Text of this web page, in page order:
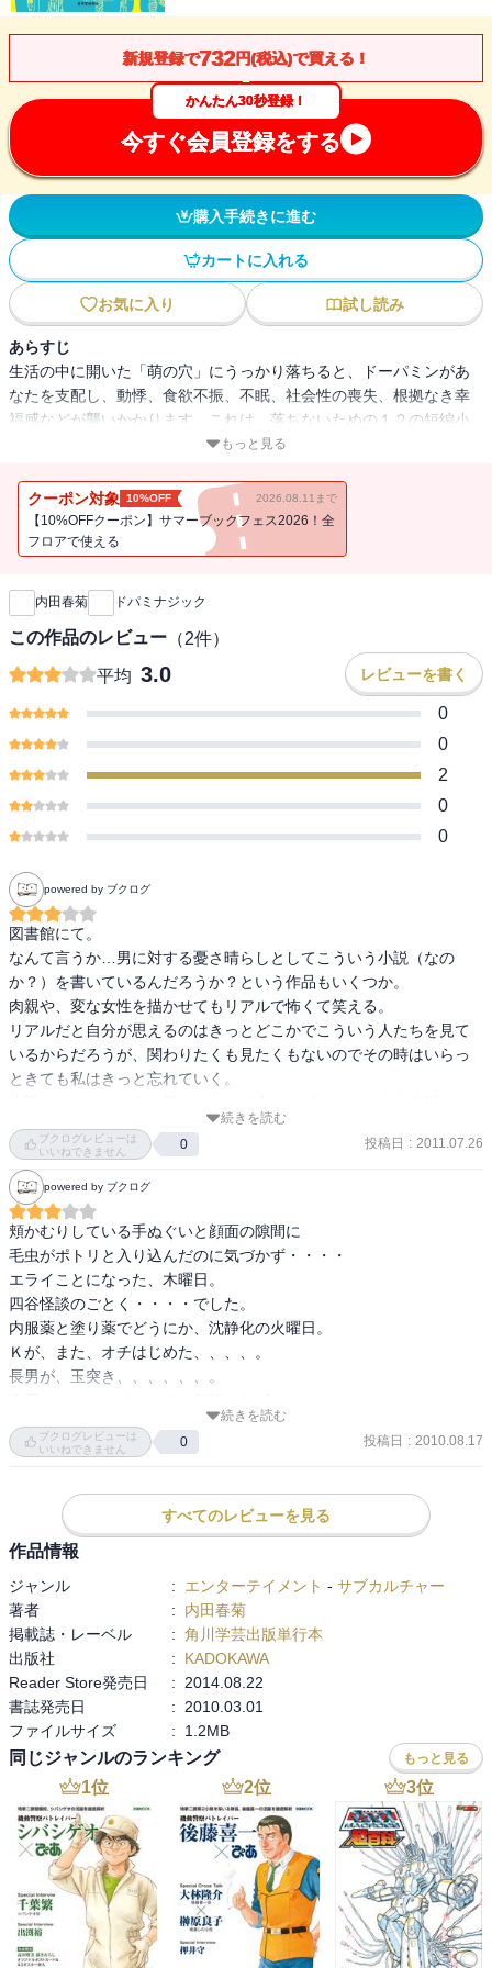
新規登録で732円(税込)で買える！
かんたん30秒登録！
今すぐ会員登録をする
購入手続きに進む
カートに入れる
お気に入り 試し読み
あらすじ
生活の中に開いた「萌の穴」にうっかり落ちると、ドーパミンがあ
なたを支配し、動悸、食欲不振、不眠、社会性の喪失、根拠なき幸
福感などが襲いかかります。これは、落ちないための１２の短編小
説です。――内田春菊※本作品は紙版の書籍から口絵または挿絵の
もっと見る
クーポン対象 10%OFF 2026.08.11まで
【10%OFFクーポン】サマーブックフェス2026！全
フロアで使える
新刊通知
内田春菊 ドパミナジック
この作品のレビュー （2件）
平均 3.0 レビューを書く
0
0
2
0
0
powered by ブクログ
図書館にて。
なんて言うか…男に対する憂さ晴らしとしてこういう小説（なの
か？）を書いているんだろうか？という作品もいくつか。
肉親や、変な女性を描かせてもリアルで怖くて笑える。
リアルだと自分が思えるのはきっとどこかでこういう人たちを見て
いるからだろうが、関わりたくも見たくもないのでその時はいらっ
ときても私はきっと忘れていく。
るのはけっこうきつい作業だと思う。人物観察のすごさも感じるけ
れど、それよりそれを残そうとするパワーが小説家なんだろうな。
続きを読む
ブクログレビューは
いいねできません
0 投稿日 : 2011.07.26
powered by ブクログ
頬かむりしている手ぬぐいと顔面の隙間に
毛虫がポトリと入り込んだのに気づかず・・・・
エライことになった、木曜日。
四谷怪談のごとく・・・・でした。
内服薬と塗り薬でどうにか、沈静化の火曜日。
Ｋが、また、オチはじめた、、、、。
長男が、玉突き、、、、、、。
オットは、
は、、、、、
この本読んだら、ほんとに「落ちませんか」？
続きを読む
ブクログレビューは
いいねできません
0 投稿日 : 2010.08.17
すべてのレビューを見る
作品情報
ジャンル : エンターテイメント - サブカルチャー
著者
:
内田春菊
掲載誌・レーベル
: 角川学芸出版単行本
出版社
:
KADOKAWA
Reader Store発売日
:
2014.08.22
書誌発売日
:
2010.03.01
ファイルサイズ
: 1.2MB
同じジャンルのランキング もっと見る
1位 2位 3位